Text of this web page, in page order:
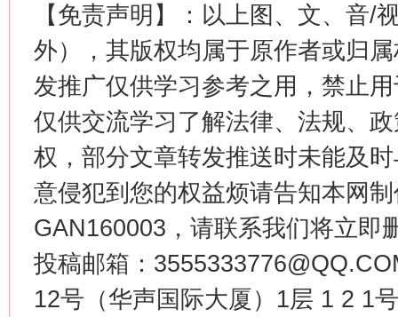
【免责声明】：以上图、文、音/
外），其版权均属于原作者或归
发推广仅供学习参考之用，禁止
仅供交流学习了解法律、法规、
权，部分文章转发推送时未能及
意侵犯到您的权益烦请告知本网
GAN160003，请联系我们将立即
投稿邮箱：
12号（华声国际大厦）1层 1 2 1
在谋一域中谋全局
今